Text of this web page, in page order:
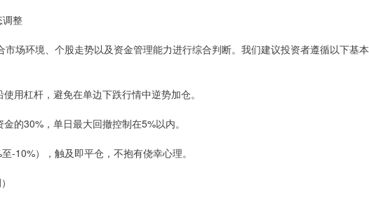
调整
市场环境、个股走势以及资金管理能力进行综合判断。我们建议投资者遵循以下基本
用杠杆，避免在单边下跌行情中逆势加仓。
的30%，单日最大回撤控制在5%以内。
-10%），触及即平仓，不抱有侥幸心理。